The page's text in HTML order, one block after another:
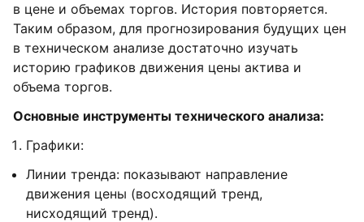
в цене и объемах торгов. История повторяется.
Таким образом, для прогнозирования будущих цен
в техническом анализе достаточно изучать
историю графиков движения цены актива и
объема торгов.
Основные инструменты технического анализа:
Графики:
Линии тренда: показывают направление
движения цены (восходящий тренд,
нисходящий тренд).